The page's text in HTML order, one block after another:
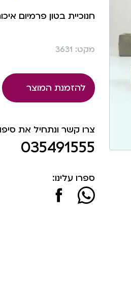
חנוכיית בטון פרמיום
מקט: 3631
להזמנת המוצר
צרו קשר ונתחיל את
035491555
ספרו עלינו: